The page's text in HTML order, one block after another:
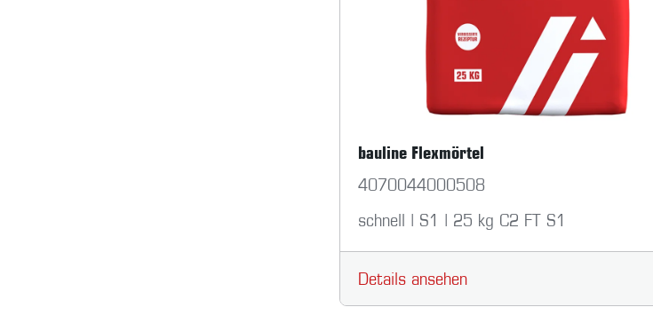
bauline Flexmörtel
4070044000508
schnell | S1 | 25 kg C2 FT S1
Details ansehen